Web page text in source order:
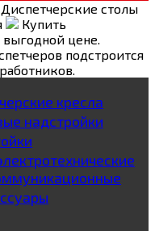
столы
Купить
цене.
подстроится
кресла
надстройки